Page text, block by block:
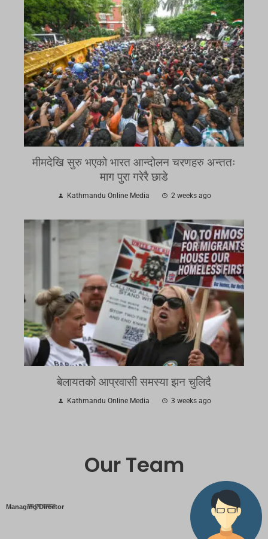
मीमदेखि सुरु भएको भारत आन्दोलन चरणहरु अन्ततः
माग पुरा गरेरै छाडे
Kathmandu Online Media 2 weeks ago
बेलायतको आप्रवासी समस्या झन चुलिदै
Kathmandu Online Media 3 weeks ago
Our Team
Managing Director
एम एम तामाङ